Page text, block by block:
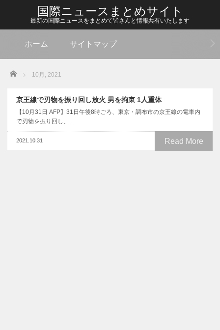
国際ニュースまとめサイト
最新の国際ニュースをまとめて皆さんと情報共有いたします
ホーム サイトマップ
Home 10月, 2021
京王線で刃物を振り回し放火 男を拘束 1人重体
【10月31日 AFP】31日午後8時ごろ、東京・調布市の京王線の電車内
で刃物を振り回し、…
Read More
2021.10.31